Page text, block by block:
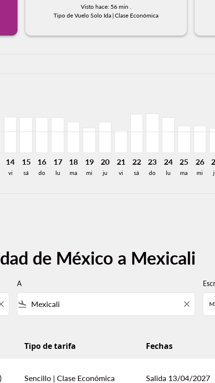
Visto hace: 56 min .
Tipo de Vuelo Solo Ida | Clase Económica
14
vi
15
sá
16
do
17
lu
18
ma
19
mi
20
ju
21
vi
22
sá
MEX–MXL, 23/08/
23
do
MEX–MXL,
24
lu
25
ma
26
mi
de México a Mexicali
A
flight_land close
Tipo de tarifa Fechas
Sencillo | Clase Económica Salida 13/04/2027